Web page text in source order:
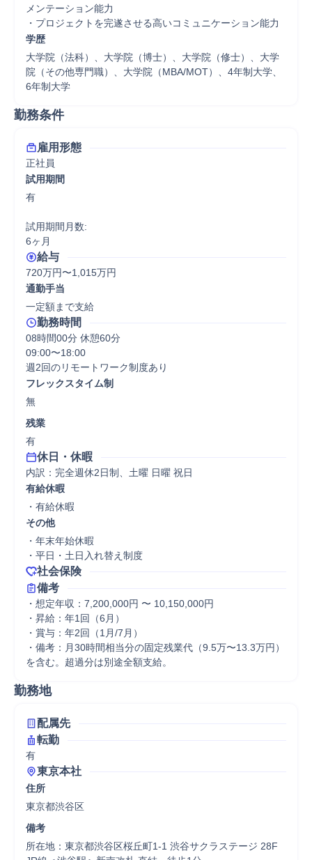
メンテーション能力
・プロジェクトを完遂させる高いコミュニケーション能力
学歴
大学院（法科）、大学院（博士）、大学院（修士）、大学
院（その他専門職）、大学院（MBA/MOT）、4年制大学、
6年制大学
勤務条件
雇用形態
正社員
試用期間
有
試用期間月数:
6ヶ月
給与
720万円〜1,015万円
通勤手当
一定額まで支給
勤務時間
08時間00分 休憩60分
09:00〜18:00
週2回のリモートワーク制度あり
フレックスタイム制
無
残業
有
休日・休暇
内訳：完全週休2日制、土曜 日曜 祝日
有給休暇
・有給休暇
その他
・年末年始休暇
・平日・土日入れ替え制度
社会保険
備考
・想定年収：7,200,000円 〜 10,150,000円
・昇給：年1回（6月）
・賞与：年2回（1月/7月）
・備考：月30時間相当分の固定残業代（9.5万〜13.3万円）
を含む。超過分は別途全額支給。
勤務地
配属先
転勤
有
東京本社
住所
東京都渋谷区
備考
所在地：東京都渋谷区桜丘町1-1 渋谷サクラステージ 28F